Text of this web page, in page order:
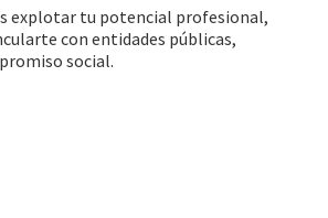
explotar tu potencial profesional,
con entidades públicas,
social.